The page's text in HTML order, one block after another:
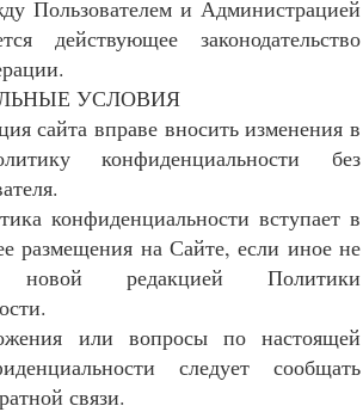
Пользователем и Администрацией
действующее законодательство
УСЛОВИЯ
сайта вправе вносить изменения в
конфиденциальности без
конфиденциальности вступает в
размещения на Сайте, если иное не
новой редакцией Политики
или вопросы по настоящей
следует сообщать
связи.